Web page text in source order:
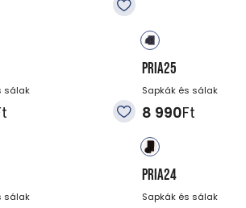
sálak
PRIA25
Sapkák és sálak
8 990Ft
sálak
PRIA24
Sapkák és sálak